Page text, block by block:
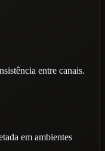
entre canais.
em ambientes